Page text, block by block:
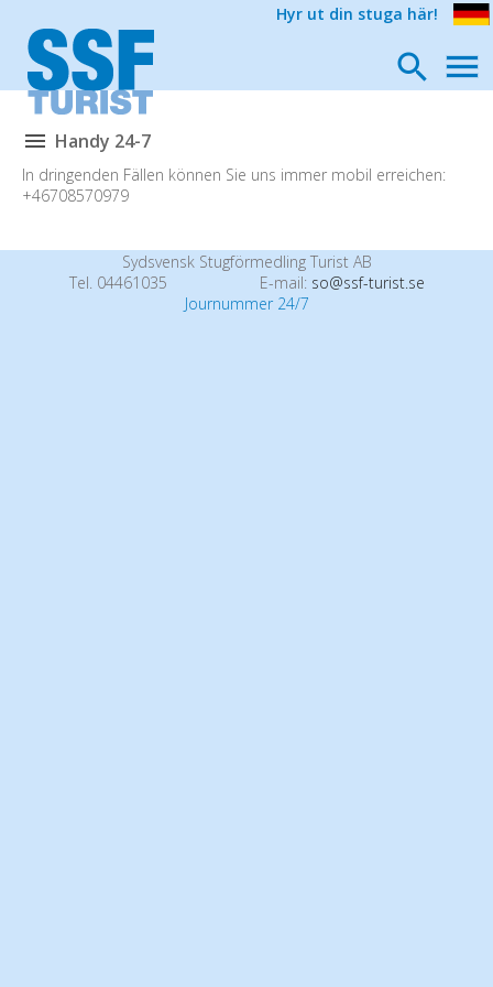
Hyr ut din stuga här!
Handy 24-7
In dringenden Fällen können Sie uns immer mobil erreichen:
+46708570979
Sydsvensk Stugförmedling Turist AB
Tel. 04461035
E-mail: so@ssf-turist.se
Journummer 24/7